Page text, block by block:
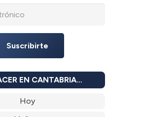
Suscribirte
EN CANTABRIA…
Hoy